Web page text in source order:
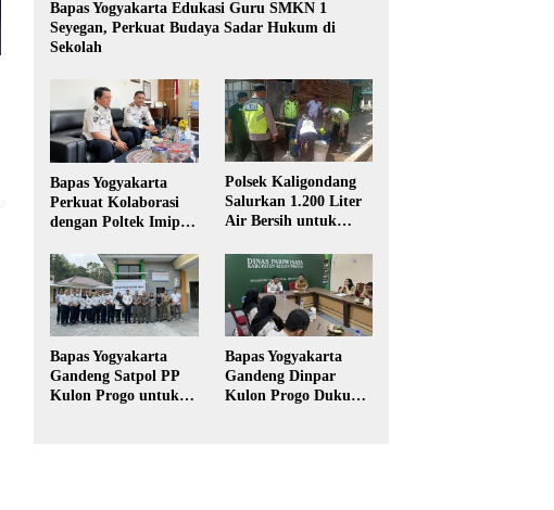
Bapas Yogyakarta Edukasi Guru SMKN 1
Seyegan, Perkuat Budaya Sadar Hukum di
Sekolah
Bapas Yogyakarta
Perkuat Kolaborasi
dengan Poltek Imipas,
Magang Taruna
Polsek Kaligondang
Salurkan 1.200 Liter
Air Bersih untuk
Kekeringan di
Purbalingga
Bapas Yogyakarta
Gandeng Satpol PP
Kulon Progo untuk
Bapas Yogyakarta
Gandeng Dinpar
Kulon Progo Dukung